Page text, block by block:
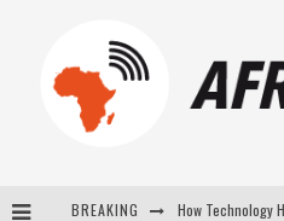
BREAKING How Technology